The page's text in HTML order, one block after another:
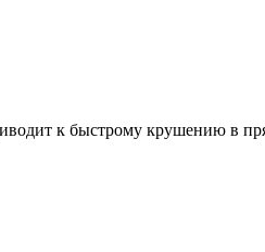
к быстрому крушению в